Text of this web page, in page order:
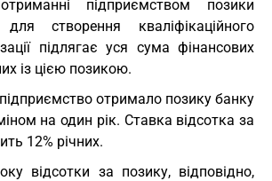
підприємством позики
для створення кваліфікаційного
підлягає уся сума фінансових
із цією позикою.
отримало позику банку
на один рік. Ставка відсотка за
12% річних.
відсотки за позику, відповідно,